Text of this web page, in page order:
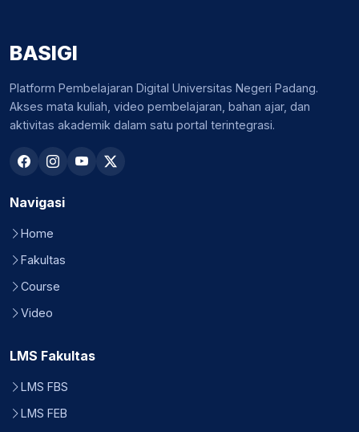
BASIGI
Platform Pembelajaran Digital Universitas Negeri Padang.
Akses mata kuliah, video pembelajaran, bahan ajar, dan
aktivitas akademik dalam satu portal terintegrasi.
Navigasi
Home
Fakultas
Course
Video
LMS Fakultas
LMS FBS
LMS FEB